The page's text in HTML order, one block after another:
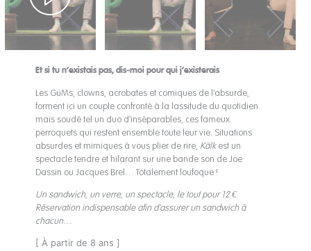
Et si tu n’existais pas, dis-moi pour qui j’existerais
Les GüMs, clowns, acrobates et comiques de l’absurde,
forment ici un couple confronté à la lassitude du quotidien
mais soudé tel un duo d’inséparables, ces fameux
perroquets qui restent ensemble toute leur vie. Situations
absurdes et mimiques à vous plier de rire, Kälkest un
spectacle tendre et hilarant sur une bande son de Joe
Dassin ou Jacques Brel… Totalement loufoque !
Un sandwich, un verre, un spectacle, le tout pour 12 €
Réservation indispensable afin d’assurer un sandwich à
chacun…
[ À partir de 8 ans ]